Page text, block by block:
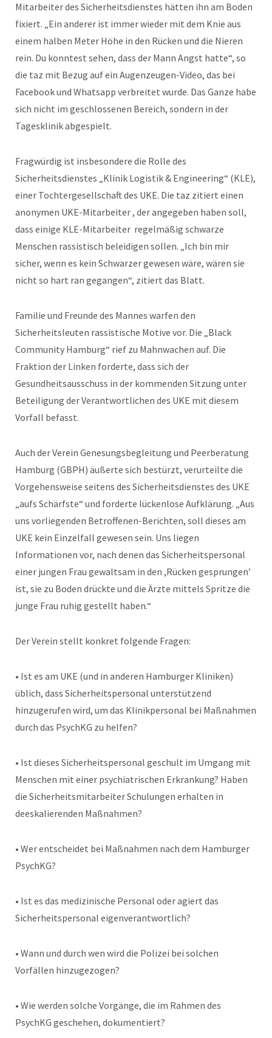
Mitarbeiter des Sicherheitsdienstes hätten ihn am Boden
fixiert. „Ein anderer ist immer wieder mit dem Knie aus
einem halben Meter Höhe in den Rücken und die Nieren
rein. Du konntest sehen, dass der Mann Angst hatte“, so
die taz mit Bezug auf ein Augenzeugen-Video, das bei
Facebook und Whatsapp verbreitet wurde. Das Ganze habe
sich nicht im geschlossenen Bereich, sondern in der
Tagesklinik abgespielt.
Fragwürdig ist insbesondere die Rolle des
Sicherheitsdienstes „Klinik Logistik & Engineering“ (KLE),
einer Tochtergesellschaft des UKE. Die taz zitiert einen
anonymen UKE-Mitarbeiter , der angegeben haben soll,
dass einige KLE-Mitarbeiter regelmäßig schwarze
Menschen rassistisch beleidigen sollen. „Ich bin mir
sicher, wenn es kein Schwarzer gewesen wäre, wären sie
nicht so hart ran gegangen“, zitiert das Blatt.
Familie und Freunde des Mannes warfen den
Sicherheitsleuten rassistische Motive vor. Die „Black
Community Hamburg“ rief zu Mahnwachen auf. Die
Fraktion der Linken forderte, dass sich der
Gesundheitsausschuss in der kommenden Sitzung unter
Beteiligung der Verantwortlichen des UKE mit diesem
Vorfall befasst.
Auch der Verein Genesungsbegleitung und Peerberatung
Hamburg (GBPH) äußerte sich bestürzt, verurteilte die
Vorgehensweise seitens des Sicherheitsdienstes des UKE
„aufs Schärfste“ und forderte lückenlose Aufklärung. „Aus
uns vorliegenden Betroffenen-Berichten, soll dieses am
UKE kein Einzelfall gewesen sein. Uns liegen
Informationen vor, nach denen das Sicherheitspersonal
einer jungen Frau gewaltsam in den ,Rücken gesprungen’
ist, sie zu Boden drückte und die Ärzte mittels Spritze die
junge Frau ruhig gestellt haben.“
Der Verein stellt konkret folgende Fragen:
• Ist es am UKE (und in anderen Hamburger Kliniken)
üblich, dass Sicherheitspersonal unterstützend
hinzugerufen wird, um das Klinikpersonal bei Maßnahmen
durch das PsychKG zu helfen?
• Ist dieses Sicherheitspersonal geschult im Umgang mit
Menschen mit einer psychiatrischen Erkrankung? Haben
die Sicherheitsmitarbeiter Schulungen erhalten in
deeskalierenden Maßnahmen?
• Wer entscheidet bei Maßnahmen nach dem Hamburger
PsychKG?
• Ist es das medizinische Personal oder agiert das
Sicherheitspersonal eigenverantwortlich?
• Wann und durch wen wird die Polizei bei solchen
Vorfällen hinzugezogen?
• Wie werden solche Vorgänge, die im Rahmen des
PsychKG geschehen, dokumentiert?